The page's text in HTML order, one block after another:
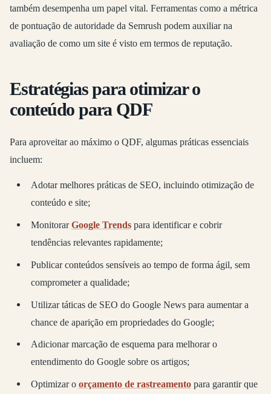
também desempenha um papel vital. Ferramentas como a métrica
de pontuação de autoridade da Semrush podem auxiliar na
avaliação de como um site é visto em termos de reputação.
Estratégias para otimizar o
conteúdo para QDF
Para aproveitar ao máximo o QDF, algumas práticas essenciais
incluem:
Adotar melhores práticas de SEO, incluindo otimização de
conteúdo e site;
MonitorarGoogle Trendspara identificar e cobrir
tendências relevantes rapidamente;
Publicar conteúdos sensíveis ao tempo de forma ágil, sem
comprometer a qualidade;
Utilizar táticas de SEO do Google News para aumentar a
chance de aparição em propriedades do Google;
Adicionar marcação de esquema para melhorar o
entendimento do Google sobre os artigos;
Optimizar o orçamento de rastreamentopara garantir que